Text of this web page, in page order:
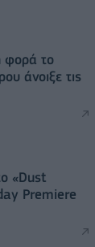
φορά το
άνοιξε τις
«Dust
Premiere